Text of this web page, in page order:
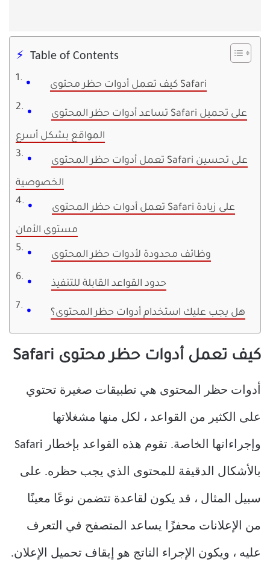
Table of Contents
كيف تعمل أدوات حظر محتوى Safari
تساعد أدوات حظر المحتوى Safari على تحميل
المواقع بشكل أسرع
تعمل أدوات حظر المحتوى Safari على تحسين
الخصوصية
تعمل أدوات حظر المحتوى Safari على زيادة
مستوى الأمان
وظائف محدودة لأدوات حظر المحتوى
حدود القواعد القابلة للتنفيذ
هل يجب عليك استخدام أدوات حظر المحتوى؟
كيف تعمل أدوات حظر محتوى Safari
أدوات حظر المحتوى هي تطبيقات صغيرة تحتوي
على الكثير من القواعد ، لكل منها مشغلاتها
وإجراءاتها الخاصة. تقوم هذه القواعد بإخطار Safari
بالأشكال الدقيقة للمحتوى الذي يجب حظره. على
سبيل المثال ، قد يكون لقاعدة تتضمن نوعًا معينًا
من الإعلانات محفزًا يساعد المتصفح في التعرف
عليه ، ويكون الإجراء الناتج هو إيقاف تحميل الإعلان.